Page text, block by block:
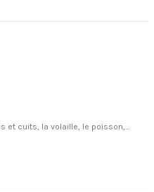
et cuits, la volaille, le poisson,…